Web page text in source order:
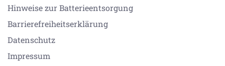
Hinweise zur Batterieentsorgung
Barrierefreiheitserklärung
Datenschutz
Impressum